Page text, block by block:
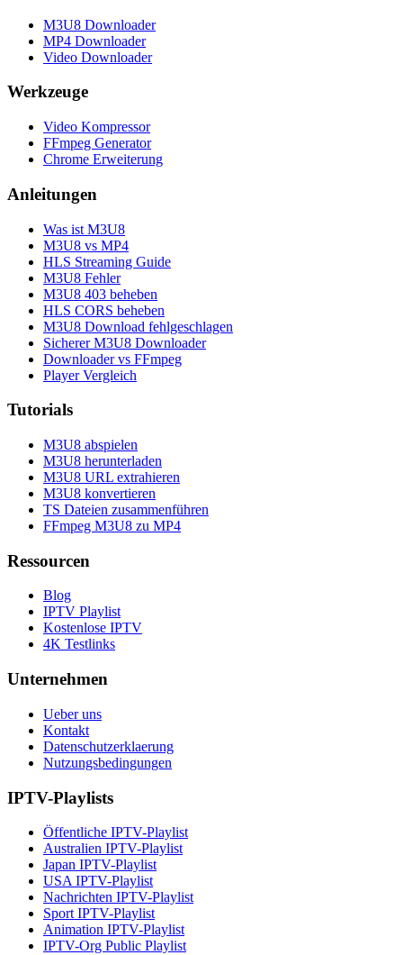
M3U8 Downloader
MP4 Downloader
Video Downloader
Werkzeuge
Video Kompressor
FFmpeg Generator
Chrome Erweiterung
Anleitungen
Was ist M3U8
M3U8 vs MP4
HLS Streaming Guide
M3U8 Fehler
M3U8 403 beheben
HLS CORS beheben
M3U8 Download fehlgeschlagen
Sicherer M3U8 Downloader
Downloader vs FFmpeg
Player Vergleich
Tutorials
M3U8 abspielen
M3U8 herunterladen
M3U8 URL extrahieren
M3U8 konvertieren
TS Dateien zusammenführen
FFmpeg M3U8 zu MP4
Ressourcen
Blog
IPTV Playlist
Kostenlose IPTV
4K Testlinks
Unternehmen
Ueber uns
Kontakt
Datenschutzerklaerung
Nutzungsbedingungen
IPTV-Playlists
Öffentliche IPTV-Playlist
Australien IPTV-Playlist
Japan IPTV-Playlist
USA IPTV-Playlist
Nachrichten IPTV-Playlist
Sport IPTV-Playlist
Animation IPTV-Playlist
IPTV-Org Public Playlist